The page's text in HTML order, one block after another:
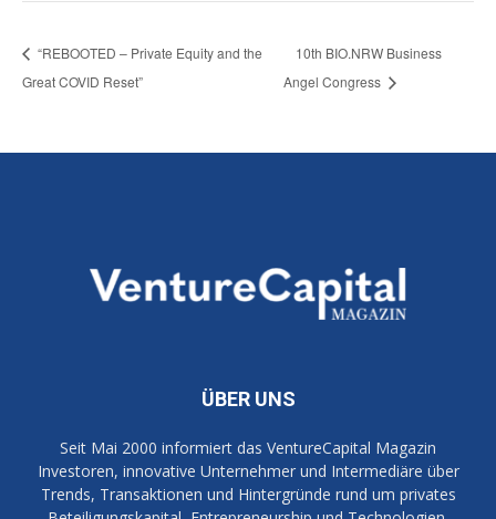
“REBOOTED – Private Equity and the
Great COVID Reset”
10th BIO.NRW Business
Angel Congress
ÜBER UNS
Seit Mai 2000 informiert das VentureCapital Magazin
Investoren, innovative Unternehmer und Intermediäre über
Trends, Transaktionen und Hintergründe rund um privates